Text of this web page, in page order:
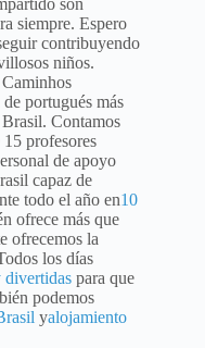
son
siempre. Espero
contribuyendo
niños.
portugués más
Contamos
profesores
de apoyo
capaz de
todo el año en10
ofrece más que
ofrecemos la
los días
divertidas para que
podemos
yalojamiento